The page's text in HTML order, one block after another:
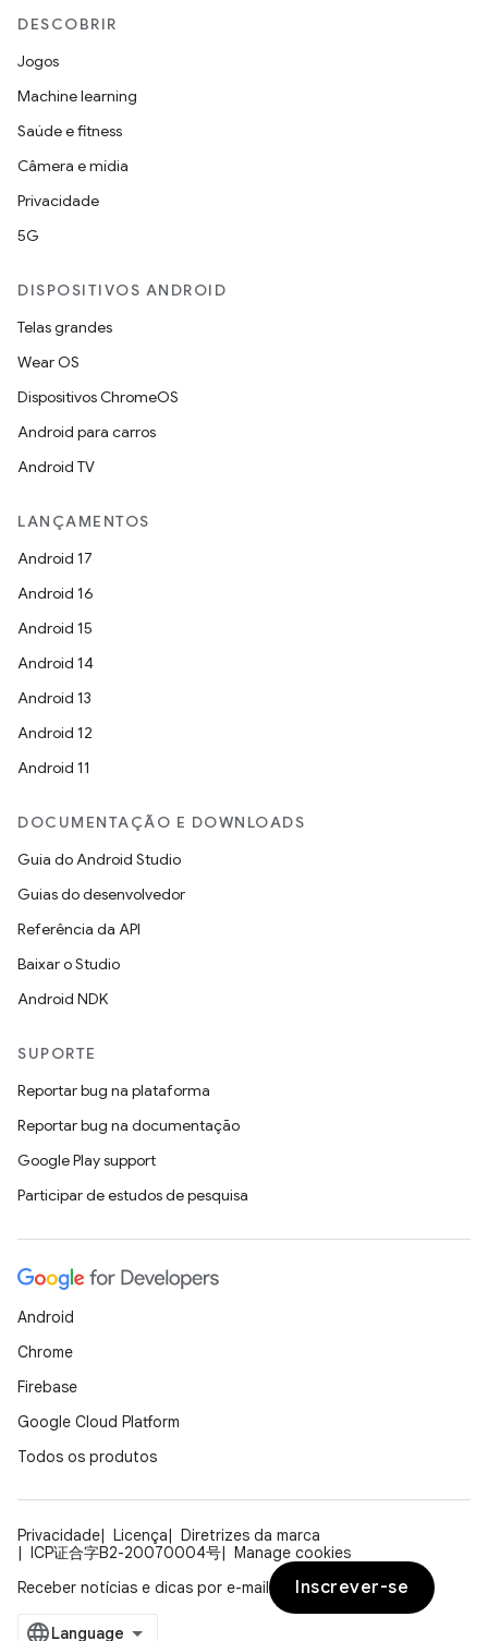
DESCOBRIR
Jogos
Machine learning
Saúde e fitness
Câmera e mídia
Privacidade
5G
DISPOSITIVOS ANDROID
Telas grandes
Wear OS
Dispositivos ChromeOS
Android para carros
Android TV
LANÇAMENTOS
Android 17
Android 16
Android 15
Android 14
Android 13
Android 12
Android 11
DOCUMENTAÇÃO E DOWNLOADS
Guia do Android Studio
Guias do desenvolvedor
Referência da API
Baixar o Studio
Android NDK
SUPORTE
Reportar bug na plataforma
Reportar bug na documentação
Google Play support
Participar de estudos de pesquisa
Android
Chrome
Firebase
Google Cloud Platform
Todos os produtos
Privacidade Licença
Diretrizes da marca
ICP证合字B2-20070004号
Manage cookies
Receber notícias e dicas por e-mail
Inscrever-se